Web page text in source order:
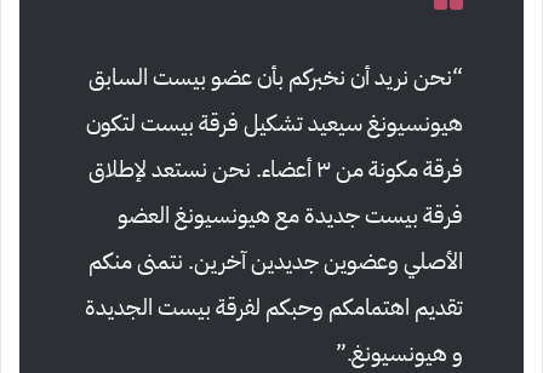
“نحن نريد أن نخبركم بأن عضو بيست السابق
هيونسيونغ سيعيد تشكيل فرقة بيست لتكون
فرقة مكونة من ٣ أعضاء. نحن نستعد لإطلاق
فرقة بيست جديدة مع هيونسيونغ العضو
الأصلي وعضوين جديدين آخرين. نتمنى منكم
تقديم اهتمامكم وحبكم لفرقة بيست الجديدة
و هيونسيونغ.”